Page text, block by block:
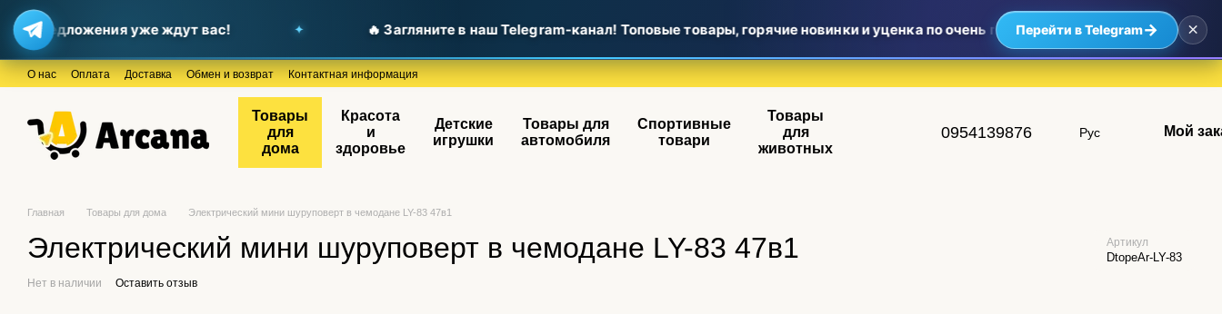
предложения уже ждут вас! 🔥 Загляните в наш Telegram-канал! Топовые товары, горячие новинки и уценка по очень приятным ценам — самые
Перейти в Telegram→ ×
Перейти к основному контенту
О нас Оплата Доставка Обмен и возврат Контактная информация
Товары
для
дома
Красота
и
здоровье
Детские
игрушки
Товары для
автомобиля
Спортивные
товари
Товары
для
животных
0954139876 Рус Мой
Главная Товары для дома Электрический мини шуруповерт в чемодане LY-83 47в1
Электрический мини шуруповерт в чемодане LY-83 47в1 Артикул
DtopeAr-LY-83
Нет в наличии Оставить отзыв